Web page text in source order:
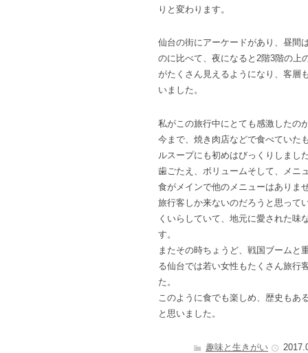
りと変わります。
仙台の街にアーケードがあり、昼間
のに比べて、夜になると2階3階の上
がたくさん見えるようになり、客層
いました。
私がこの旅行中にとても感激したの
今まで、焼き肉店などで食べていた
ルスープにも初めはびっくりしまし
歯ごたえ、ボリュームそして、メニ
食がメインで他のメニューはありま
旅行客しか来ないのだろうと思って
くいらしていて、地元に愛された味
す。
またその時ちょうど、戦国ブームと
る仙台では若い女性もたくさん旅行
た。
このように食でも楽しめ、歴史もあ
と思いました。
趣味と生きがい